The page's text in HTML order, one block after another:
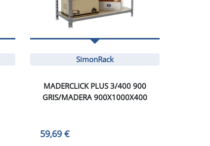
SimonRack
MADERCLICK PLUS 3/400 900
GRIS/MADERA 900X1000X400
59,69 €